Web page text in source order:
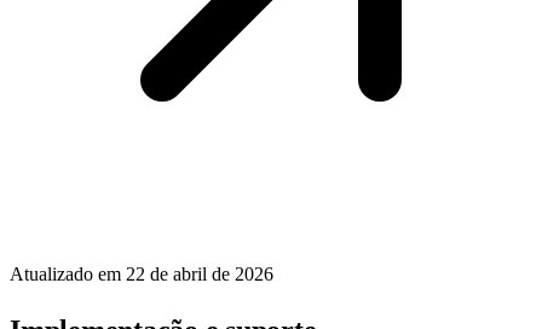
Atualizado em 22 de abril de 2026